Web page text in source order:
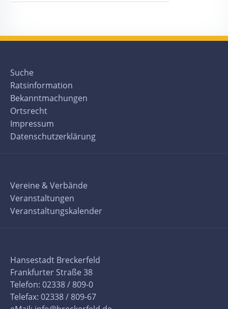
Suche
Ratsinformation
Bekanntmachungen
Ortsrecht
Impressum
Datenschutzerklärung
Vereine & Verbände
Veranstaltungen
Veranstaltungskalender
Hansestadt Breckerfeld
Frankfurter Straße 38
Telefon: 02338 / 809-0
Telefax: 02338 / 809-67